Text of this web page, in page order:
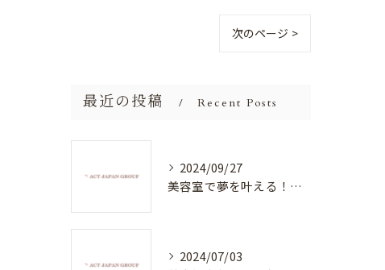
次のページ >
最近の投稿 Recent Posts
2024/09/27
美容室で夢を叶える！自分を磨く新たなチャンス
2024/07/03